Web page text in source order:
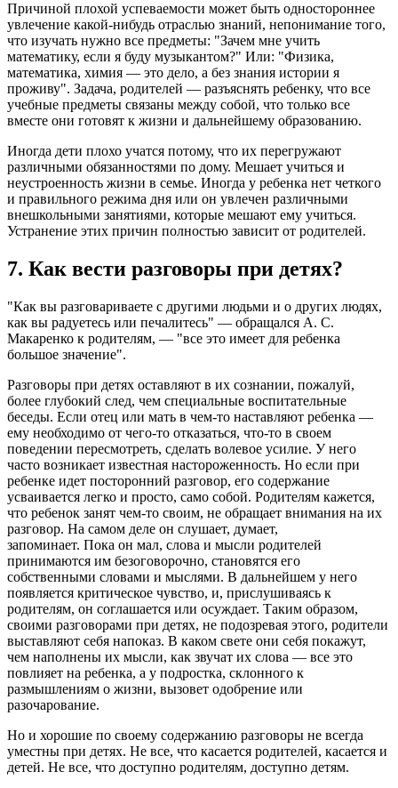
Причиной плохой успеваемости может быть одностороннее
увлечение какой-нибудь отраслью знаний, непонимание того,
что изучать нужно все предметы: "Зачем мне учить
математику, если я буду музыкантом?" Или: "Физика,
математика, химия — это дело, а без знания истории я
проживу". Задача, родителей — разъяснять ребенку, что все
учебные предметы связаны между собой, что только все
вместе они готовят к жизни и дальнейшему образованию.
Иногда дети плохо учатся потому, что их перегружают
различными обязанностями по дому. Мешает учиться и
неустроенность жизни в семье. Иногда у ребенка нет четкого
и правильного режима дня или он увлечен различными
внешкольными занятиями, которые мешают ему учиться.
Устранение этих причин полностью зависит от родителей.
7. Как вести разговоры при детях?
"Как вы разговариваете с другими людьми и о других людях,
как вы радуетесь или печалитесь" — обращался А. С.
Макаренко к родителям, — "все это имеет для ребенка
большое значение".
Разговоры при детях оставляют в их сознании, пожалуй,
более глубокий след, чем специальные воспитательные
беседы. Если отец или мать в чем-то наставляют ребенка —
ему необходимо от чего-то отказаться, что-то в своем
поведении пересмотреть, сделать волевое усилие. У него
часто возникает известная настороженность. Но если при
ребенке идет посторонний разговор, его содержание
усваивается легко и просто, само собой. Родителям кажется,
что ребенок занят чем-то своим, не обращает внимания на их
разговор. На самом деле он слушает, думает,
запоминает. Пока он мал, слова и мысли родителей
принимаются им безоговорочно, становятся его
собственными словами и мыслями. В дальнейшем у него
появляется критическое чувство, и, прислушиваясь к
родителям, он соглашается или осуждает. Таким образом,
своими разговорами при детях, не подозревая этого, родители
выставляют себя напоказ. В каком свете они себя покажут,
чем наполнены их мысли, как звучат их слова — все это
повлияет на ребенка, а у подростка, склонного к
размышлениям о жизни, вызовет одобрение или
разочарование.
Но и хорошие по своему содержанию разговоры не всегда
уместны при детях. Не все, что касается родителей, касается и
детей. Не все, что доступно родителям, доступно детям.